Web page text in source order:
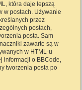
która daje lepszą
w postach. Używanie
przez
postach,
posta. Sam
zawarte są w
w HTML-u
informacji o BBCode,
tworzenia posta po